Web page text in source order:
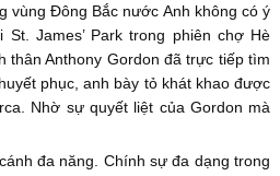
vùng Đông Bắc nước Anh không có ý
James’ Park trong phiên chợ Hè
thân Anthony Gordon đã trực tiếp tìm
phục, anh bày tỏ khát khao được
Nhờ sự quyết liệt của Gordon mà
đa năng. Chính sự đa dạng trong